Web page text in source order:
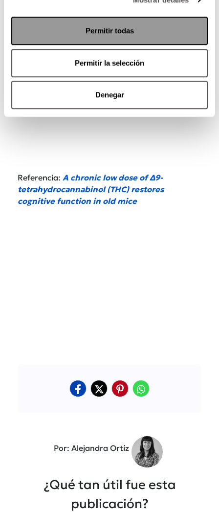
Permitir todas
Permitir la selección
Denegar
Referencia: A chronic low dose of Δ9-
tetrahydrocannabinol (THC) restores
cognitive function in old mice
Por: Alejandra Ortíz
¿Qué tan útil fue esta
publicación?